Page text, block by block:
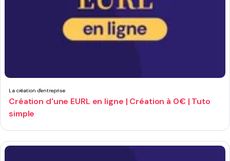
La création d'entreprise
Création d'une EURL en ligne | Création à 0€ | Tuto
simple